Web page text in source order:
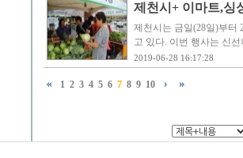
제천시+ 이마트,싱
제천시는 금일(28일)부터
고 있다. 이번 행사는 신
2019-06-28 16:17:28
1 2 3 4 5 6 7 8 9 10